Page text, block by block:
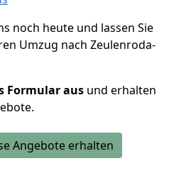
noch heute und lassen Sie
Umzug nach Zeulenroda-
Formular aus und erhalten
Angebote erhalten